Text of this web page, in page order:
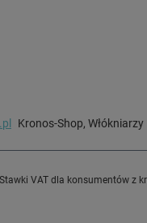
Kronos-Shop, Włókniarzy
Stawki VAT dla konsumentów z